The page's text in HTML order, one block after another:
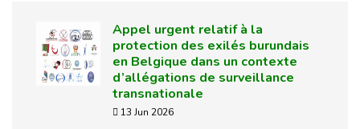
Appel urgent relatif à la
protection des exilés burundais
en Belgique dans un contexte
d’allégations de surveillance
transnationale
13 Jun 2026